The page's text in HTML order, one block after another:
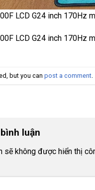
LCD G24 inch 170Hz
LCD G24 inch 170Hz
but you can post a comment
luận
sẽ không được hiển thị